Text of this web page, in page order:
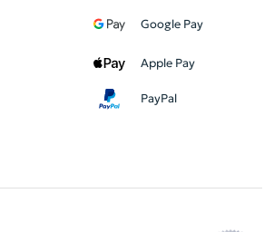
Google Pay
Apple Pay
PayPal